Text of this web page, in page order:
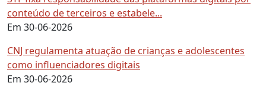
conteúdo de terceiros e estabele...
Em 30-06-2026
CNJ regulamenta atuação de crianças e adolescentes
como influenciadores digitais
Em 30-06-2026